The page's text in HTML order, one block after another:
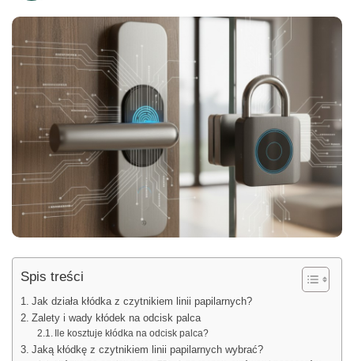
Spis treści
Jak działa kłódka z czytnikiem linii papilarnych?
Zalety i wady kłódek na odcisk palca
Ile kosztuje kłódka na odcisk palca?
Jaką kłódkę z czytnikiem linii papilarnych wybrać?